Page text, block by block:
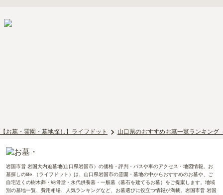
【お墓・霊園・墓地探し】ライフドット 山口県のおすすめお墓一覧ランキング
岩国市営 岩国大内迫墓地(山口県岩国市）の価格・評判・バスや車のアクセス・地図情報。お
墓探しのlife.（ライフドット）は、山口県岩国市の霊園・墓地の中からおすすめのお墓や、ご
自宅近くの樹木葬・納骨堂・永代供養墓・一般墓（墓石を建てるお墓）をご提案します。地域
別の墓地一覧、費用相場、人気ランキングなど、お墓選びに役立つ情報が満載。岩国市営 岩国